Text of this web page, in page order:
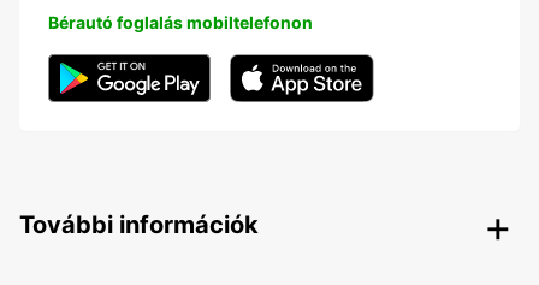
Bérautó foglalás mobiltelefonon
További információk